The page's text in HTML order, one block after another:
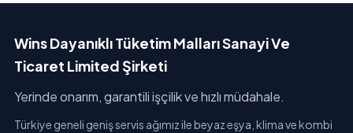
Wins Dayanıklı Tüketim Malları Sanayi Ve
Ticaret Limited Şirketi
Yerinde onarım, garantili işçilik ve hızlı müdahale.
Türkiye geneli geniş servis ağımız ile beyaz eşya, klima ve kombi